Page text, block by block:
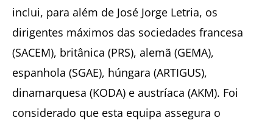
inclui, para além de José Jorge Letria, os
dirigentes máximos das sociedades francesa
(SACEM), britânica (PRS), alemã (GEMA),
espanhola (SGAE), húngara (ARTIGUS),
dinamarquesa (KODA) e austríaca (AKM). Foi
considerado que esta equipa assegura o